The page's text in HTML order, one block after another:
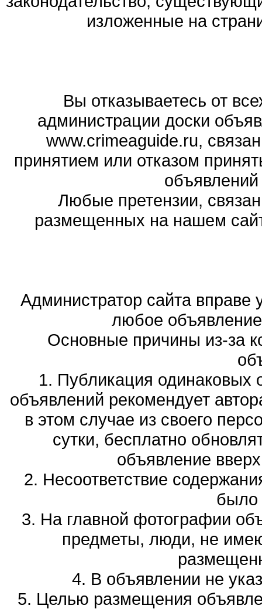
изложенные на
Вы отказываетесь от
администрации доски
www.crimeaguide.ru,
принятием или отказом
Любые претензии,
размещенных на нашем
Администратор сайта вправе
любое
Основные причины из-за
1. Публикация одинаковых
объявлений рекомендует
в этом случае из своего
сутки, бесплатно
объявление
2. Несоответствие
было
3. На главной фотографии
предметы, люди, не
4. В объявлении не
5. Целью размещения